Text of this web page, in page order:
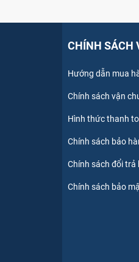
CHÍNH SÁCH
Hướng dẫn mua
Chính sách vận
Hình thức thanh
Chính sách bảo
Chính sách đổi trả
Chính sách bảo